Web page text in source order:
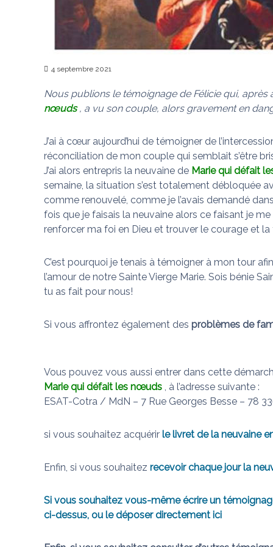
i
a
e
s
n
œ
u
d
s
4 septembre 2021
Nous publions le témoignage de Félicie qui, après
nœuds, a vu son couple, alors gravement en
J’ai à cœur aujourd’hui de témoigner de
réconciliation de mon couple qui semblait s’être
J’ai alors entrepris la neuvaine de Marie qui défait
semaine, la situation s’est totalement débloquée
comme renouvelé, comme je l’avais demandé
fois que je faisais la neuvaine alors ce faisant je
renforcer ma foi en Dieu et trouver le courage et la
C’est pourquoi je tenais à témoigner à mon tour
l’amour de notre Sainte Vierge Marie. Sois bénie
tu as fait pour nous!
Si vous affrontez également des problèmes de
Vous pouvez vous aussi entrer dans cette
Marie qui défait les nœuds , à l’adresse suivante :
ESAT-Cotra / MdN – 7 Rue Georges Besse – 78
si vous souhaitez acquérir le livret de la neuvaine
Enfin, si vous souhaitez recevoir chaque jour la
Si vous souhaitez vous-même écrire un
ci-dessus, ou le déposer directement ici